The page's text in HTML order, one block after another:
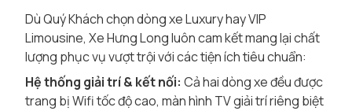
Dù Quý Khách chọn dòng xe Luxury hay VIP
Limousine, Xe Hưng Long luôn cam kết mang lại chất
lượng phục vụ vượt trội với các tiện ích tiêu chuẩn:
Hệ thống giải trí & kết nối: Cả hai dòng xe đều được
trang bị Wifi tốc độ cao, màn hình TV giải trí riêng biệt